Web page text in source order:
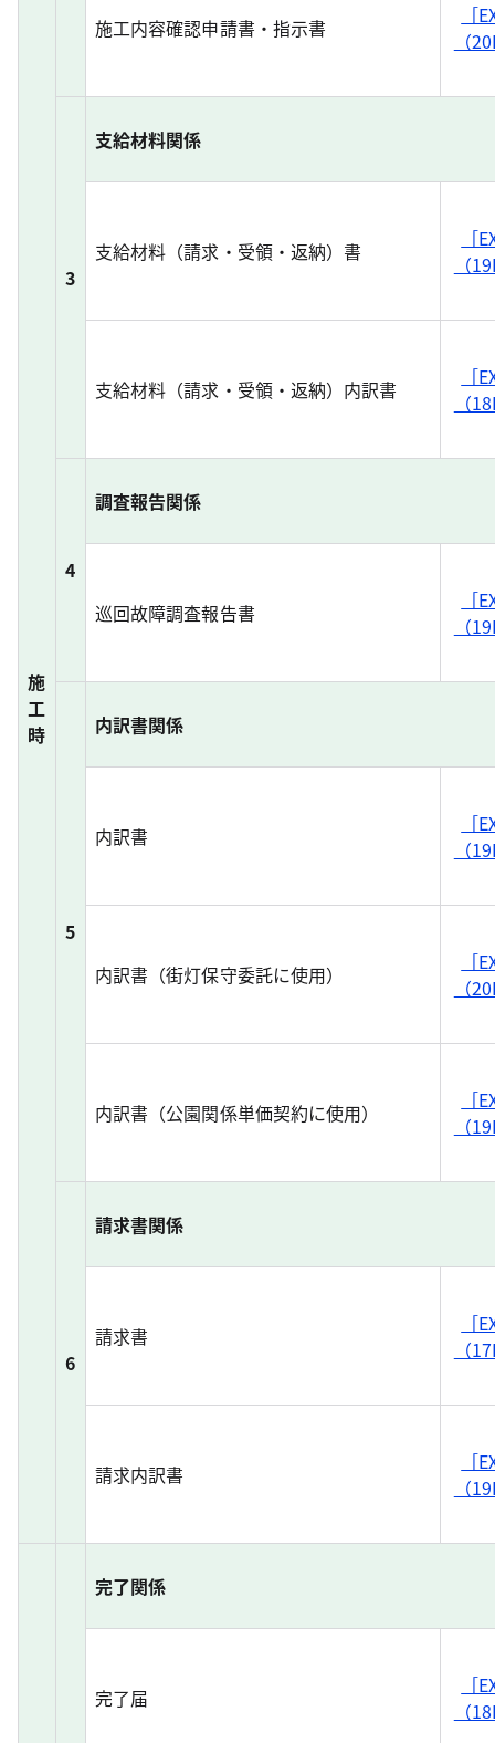
施
工
時
施工内容確認申請書・指示書
［
（
3
支給材料関係
支給材料（請求・受領・返納）書
［
（
支給材料（請求・受領・返納）内訳書
［
（
4
調査報告関係
巡回故障調査報告書
［
（
5
内訳書関係
内訳書
［
（
内訳書（街灯保守委託に使用）
［
（
内訳書（公園関係単価契約に使用）
［
（
6
請求書関係
請求書
［
（
請求内訳書
［
（
完了関係
完了届
［
（